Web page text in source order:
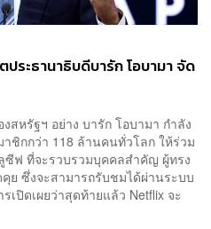
ระธานาธิบดีบารัก โอบามา จัด
หรัฐฯ อย่าง บารัก โอบามา กำลัง
ชิกกว่า 118 ล้านคนทั่วโลก ให้ร่วม
ซีฟ ที่จะรวบรวมบุคคลสำคัญ ผู้ทรง
ย ซึ่งจะสามารถรับชมได้ผ่านระบบ
ปิดเผยว่าสุดท้ายแล้ว Netflix จะ